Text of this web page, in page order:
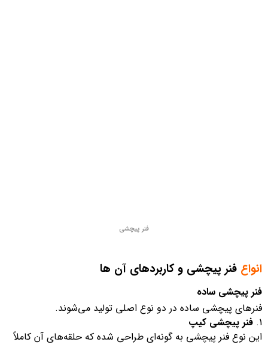
فنر پیچشی
انواع فنر پیچشی و کاربردهای آن‌ ها
فنر پیچشی ساده
فنرهای پیچشی ساده در دو نوع اصلی تولید می‌شوند.
فنر پیچشی کیپ
این نوع فنر پیچشی به گونه‌ای طراحی شده که حلقه‌های آن کاملاً